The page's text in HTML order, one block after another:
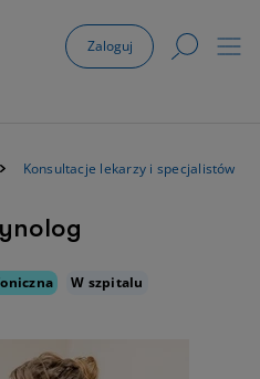
Zaloguj
Konsultacje lekarzy i specjalistów
W szpitalu